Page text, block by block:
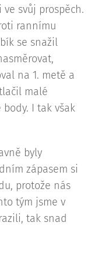
svůj prospěch.
rannímu
se snažil
na 1. metě a
malé
I tak však
byly
zápasem si
protože nás
tým jsme v
tak snad